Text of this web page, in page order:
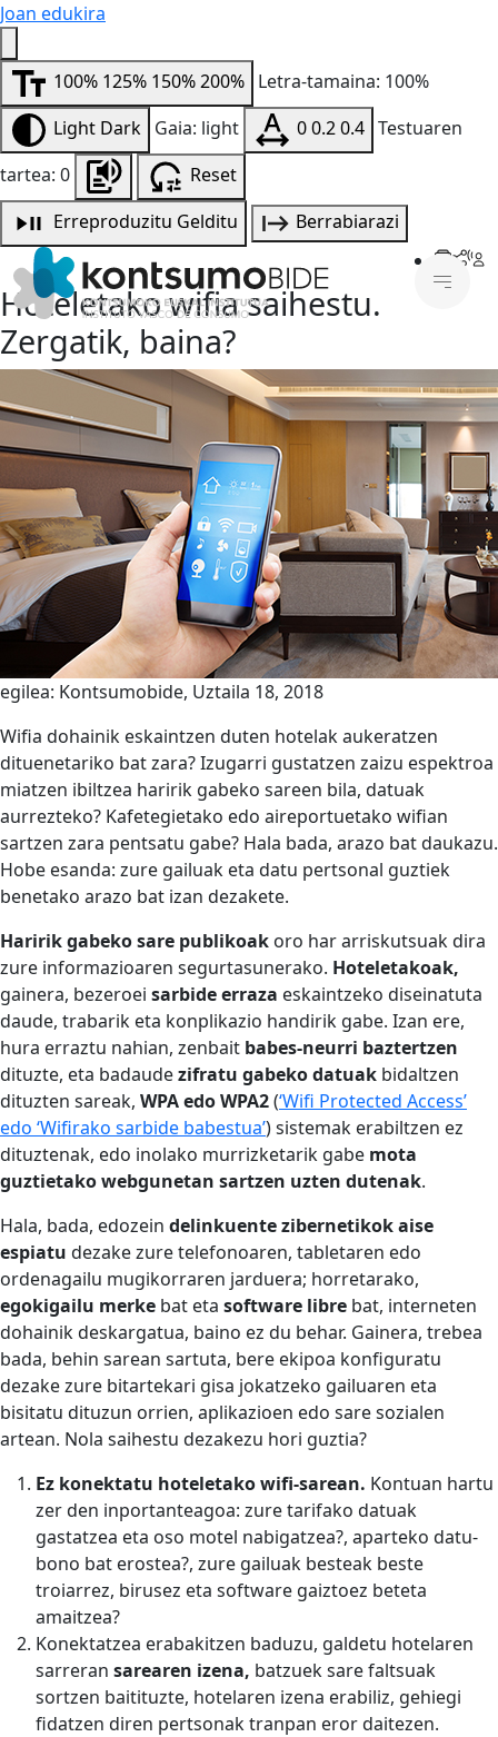
Joan edukira
100% 125% 150%200% Letra-tamaina: 100%
Light Dark Gaia: light 00.20.4 Testuaren
tartea: 0
Reset
Erreproduzitu Gelditu Berrabiarazi
Hoteletako wifia saihestu.
Zergatik, baina?
egilea: Kontsumobide, Uztaila 18, 2018
Wifia dohainik eskaintzen duten hotelak aukeratzen
dituenetariko bat zara? Izugarri gustatzen zaizu espektroa
miatzen ibiltzea haririk gabeko sareen bila, datuak
aurrezteko? Kafetegietako edo aireportuetako wifian
sartzen zara pentsatu gabe? Hala bada, arazo bat daukazu.
Hobe esanda: zure gailuak eta datu pertsonal guztiek
benetako arazo bat izan dezakete.
Haririk gabeko sare publikoak oro har arriskutsuak dira
zure informazioaren segurtasunerako. Hoteletakoak,
gainera, bezeroei sarbide erraza eskaintzeko diseinatuta
daude, trabarik eta konplikazio handirik gabe. Izan ere,
hura erraztu nahian, zenbait babes-neurri baztertzen
dituzte, eta badaudezifratu gabeko datuak bidaltzen
dituzten sareak, WPA edo WPA2(‘Wifi Protected Access’
edo ‘Wifirako sarbide babestua’) sistemak erabiltzen ez
dituztenak, edo inolako murrizketarik gabe mota
guztietakowebgunetan sartzen uzten dutenak.
Hala, bada, edozein delinkuente zibernetikok aise
espiatu dezake zure telefonoaren, tabletaren edo
ordenagailu mugikorraren jarduera; horretarako,
egokigailu merke bat eta software libre bat, interneten
dohainik deskargatua, baino ez du behar. Gainera, trebea
bada, behin sarean sartuta, bere ekipoa konfiguratu
dezake zure bitartekari gisa jokatzeko gailuaren eta
bisitatu dituzun orrien, aplikazioen edo sare sozialen
artean. Nola saihestu dezakezu hori guztia?
Ez konektatu hoteletako wifi-sarean. Kontuan hartu
zer den inportanteagoa: zure tarifako datuak
gastatzea eta oso motel nabigatzea?, aparteko datu-
bono bat erostea?, zure gailuak besteak beste
troiarrez, birusez eta software gaiztoez beteta
amaitzea?
Konektatzea erabakitzen baduzu, galdetu hotelaren
sarreran sarearen izena, batzuek sare faltsuak
sortzen baitituzte, hotelaren izena erabiliz, gehiegi
fidatzen diren pertsonak tranpan eror daitezen.